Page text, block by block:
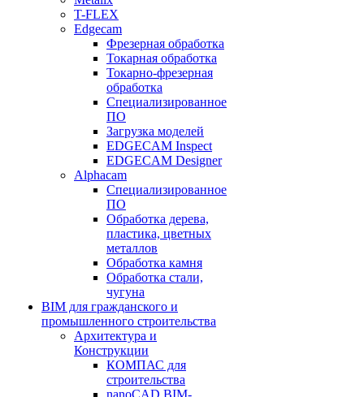
T-FLEX
Edgecam
Фрезерная обработка
Токарная обработка
Токарно-фрезерная
обработка
Специализированное
ПО
Загрузка моделей
EDGECAM Inspect
EDGECAM Designer
Alphacam
Специализированное
ПО
Обработка дерева,
пластика, цветных
металлов
Обработка камня
Обработка стали,
чугуна
BIM для гражданского и
промышленного строительства
Архитектура и
Конструкции
КОМПАС для
строительства
nanoCAD BIM-